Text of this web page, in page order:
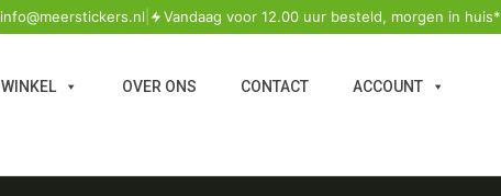
info@meerstickers.nl Vandaag voor 12.00 uur besteld, morgen in huis*
WINKEL OVER ONS CONTACT ACCOUNT